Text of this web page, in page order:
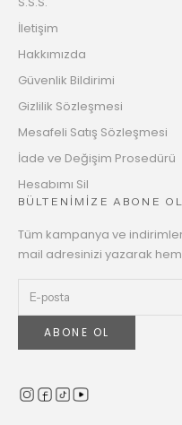
İletişim
Hakkımızda
Güvenlik Bildirimi
Gizlilik Sözleşmesi
Mesafeli Satış Sözleşmesi
İade ve Değişim Prosedürü
Hesabımı Sil
BÜLTENİMİZE ABONE
Tüm kampanya ve
mail adresinizi yazarak
ABONE OL